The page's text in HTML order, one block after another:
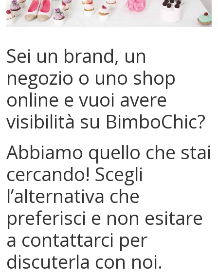
Mondo
Sei un brand, un
negozio o uno shop
online e vuoi avere
visibilità su BimboChic?
Abbiamo quello che stai
cercando! Scegli
l’alternativa che
preferisci e non esitare
a contattarci per
discuterla con noi.